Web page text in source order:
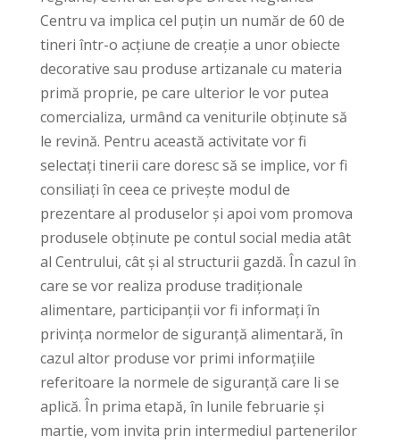
Centru va implica cel puțin un număr de 60 de
tineri într-o acțiune de creație a unor obiecte
decorative sau produse artizanale cu materia
primă proprie, pe care ulterior le vor putea
comercializa, urmând ca veniturile obținute să
le revină. Pentru această activitate vor fi
selectați tinerii care doresc să se implice, vor fi
consiliați în ceea ce privește modul de
prezentare al produselor și apoi vom promova
produsele obținute pe contul social media atât
al Centrului, cât și al structurii gazdă. În cazul în
care se vor realiza produse tradiționale
alimentare, participanții vor fi informați în
privința normelor de siguranță alimentară, în
cazul altor produse vor primi informațiile
referitoare la normele de siguranță care li se
aplică. În prima etapă, în lunile februarie și
martie, vom invita prin intermediul partenerilor